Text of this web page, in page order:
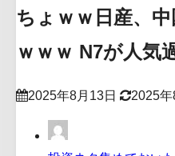
ちょｗｗ日産、
ｗｗｗ N7が人気
2025年8月13日 2025年